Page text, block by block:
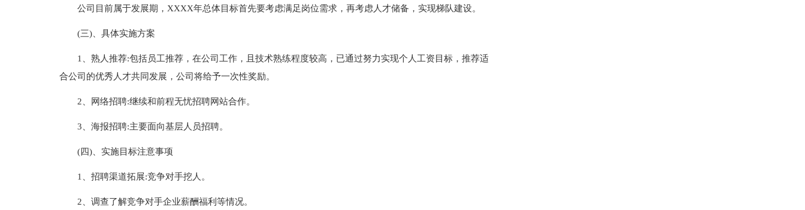
公司目前属于发展期，XXXX年总体目标首先要考虑满足岗位需求，再考虑人才储备，实现梯队建设。
(三)、具体实施方案
1、熟人推荐:包括员工推荐，在公司工作，且技术熟练程度较高，已通过努力实现个人工资目标，推荐适
合公司的优秀人才共同发展，公司将给予一次性奖励。
2、网络招聘:继续和前程无忧招聘网站合作。
3、海报招聘:主要面向基层人员招聘。
(四)、实施目标注意事项
1、招聘渠道拓展:竞争对手挖人。
2、调查了解竞争对手企业薪酬福利等情况。